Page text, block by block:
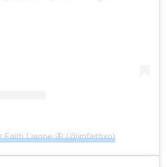
Faith Lianne 🦋 (@imfaithxo)